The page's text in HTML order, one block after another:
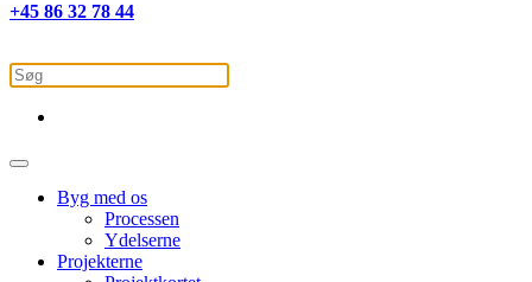
+45 86 32 78 44
Byg med os
Processen
Ydelserne
Projekterne